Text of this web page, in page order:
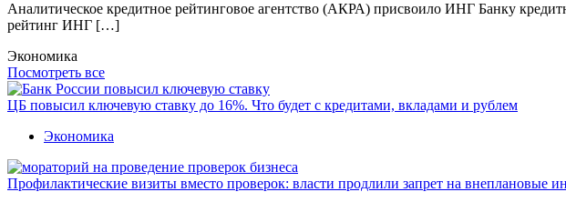
Аналитическое кредитное рейтинговое агентство (АКРА) присвоило ИНГ Банку
рейтинг ИНГ […]
Экономика
Посмотреть все
ЦБ повысил ключевую ставку до 16%. Что будет с кредитами, вкладами и рублем
Экономика
Профилактические визиты вместо проверок: власти продлили запрет на внеплановые